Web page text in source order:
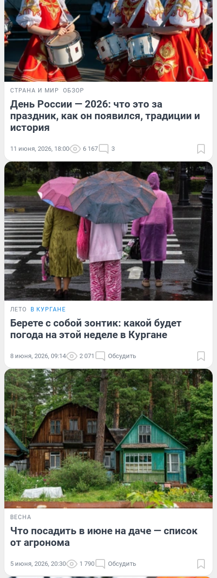
СТРАНА И МИР ОБЗОР
День России — 2026: что это за
праздник, как он появился, традиции и
история
11 июня, 2026, 18:00 6 167 3
ЛЕТО В КУРГАНЕ
Берете с собой зонтик: какой будет
погода на этой неделе в Кургане
8 июня, 2026, 09:14 2 071 Обсудить
ВЕСНА
Что посадить в июне на даче — список
от агронома
5 июня, 2026, 20:30 1 790 Обсудить